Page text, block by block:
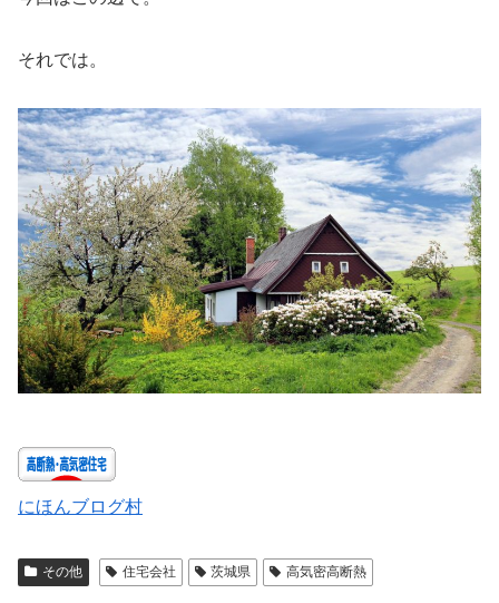
それでは。
にほんブログ村
その他 住宅会社 茨城県 高気密高断熱